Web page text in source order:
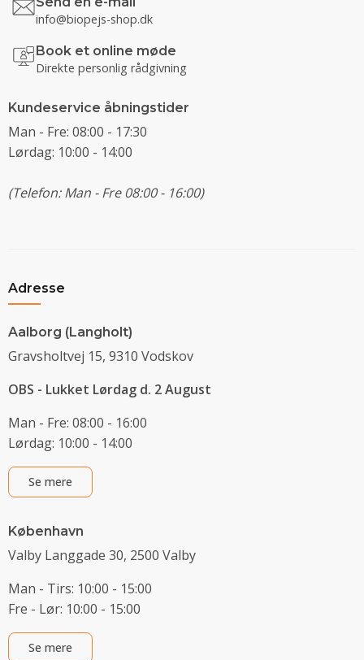
info@biopejs-shop.dk
Book et online møde
Direkte personlig rådgivning
Kundeservice åbningstider
Man - Fre: 08:00 - 17:30
Lørdag: 10:00 - 14:00
(Telefon: Man - Fre 08:00 - 16:00)
Adresse
Aalborg (Langholt)
Gravsholtvej 15, 9310 Vodskov
OBS - Lukket Lørdag d. 2 August
Man - Fre: 08:00 - 16:00
Lørdag: 10:00 - 14:00
Se mere
København
Valby Langgade 30, 2500 Valby
Man - Tirs: 10:00 - 15:00
Fre - Lør: 10:00 - 15:00
Se mere